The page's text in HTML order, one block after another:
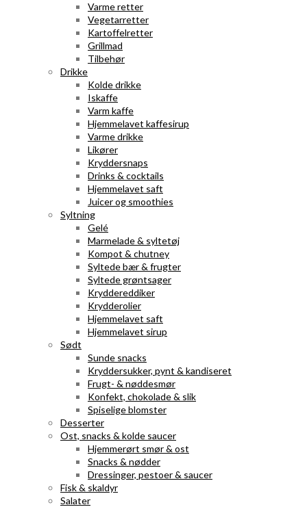
Varme retter
Vegetarretter
Kartoffelretter
Grillmad
Tilbehør
Drikke
Kolde drikke
Iskaffe
Varm kaffe
Hjemmelavet kaffesirup
Varme drikke
Likører
Kryddersnaps
Drinks & cocktails
Hjemmelavet saft
Juicer og smoothies
Syltning
Gelé
Marmelade & syltetøj
Kompot & chutney
Syltede bær & frugter
Syltede grøntsager
Kryddereddiker
Krydderolier
Hjemmelavet saft
Hjemmelavet sirup
Sødt
Sunde snacks
Kryddersukker, pynt & kandiseret
Frugt- & nøddesmør
Konfekt, chokolade & slik
Spiselige blomster
Desserter
Ost, snacks & kolde saucer
Hjemmerørt smør & ost
Snacks & nødder
Dressinger, pestoer & saucer
Fisk & skaldyr
Salater